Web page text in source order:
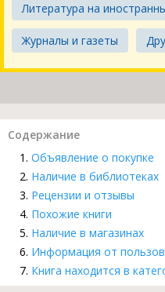
Литература на
Журналы и газеты
Содержание
Объявление о покупке
Наличие в библиотеках
Рецензии и отзывы
Похожие книги
Наличие в магазинах
Информация от
Книга находится в